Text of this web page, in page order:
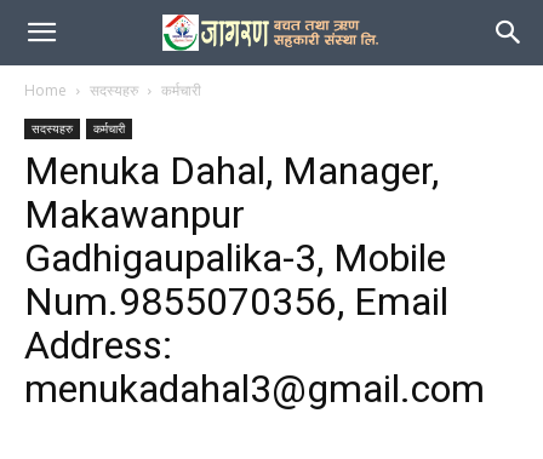
जागरण
Home सदस्यहरु कर्मचारी
सदस्यहरु कर्मचारी
Menuka Dahal, Manager,
Makawanpur
Gadhigaupalika-3, Mobile
Num.9855070356, Email
Address:
menukadahal3@gmail.com